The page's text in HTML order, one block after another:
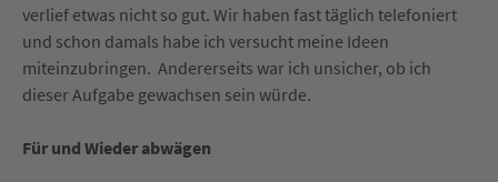
verlief etwas nicht so gut. Wir haben fast täglich telefoniert
und schon damals habe ich versucht meine Ideen
miteinzubringen. Andererseits war ich unsicher, ob ich
dieser Aufgabe gewachsen sein würde.
Für und Wieder abwägen